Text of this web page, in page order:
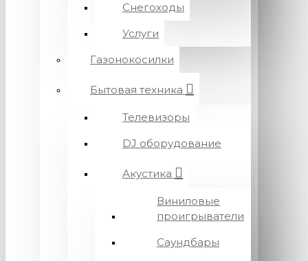
Снегоходы
Услуги
Газонокосилки
Бытовая техника
Телевизоры
DJ оборудование
Акустика
Виниловые
проигрыватели
Саундбары